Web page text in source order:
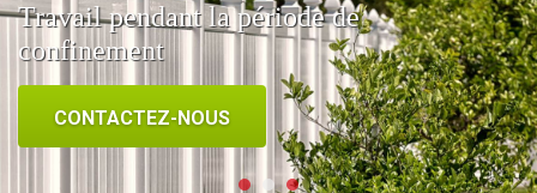
Travail pendant la période de
confinement
CONTACTEZ-NOUS